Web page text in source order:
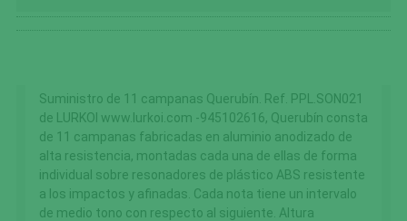
Suministro de 11 campanas Querubín. Ref. PPL.SON021
de LURKOI www.lurkoi.com -945102616, Querubín consta
de 11 campanas fabricadas en aluminio anodizado de
alta resistencia, montadas cada una de ellas de forma
individual sobre resonadores de plástico ABS resistente
a los impactos y afinadas. Cada nota tiene un intervalo
de medio tono con respecto al siguiente. Altura